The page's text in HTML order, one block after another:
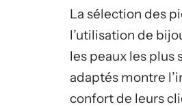
La sélection des
l’utilisation de
les peaux les plus
adaptés montre
confort de leurs